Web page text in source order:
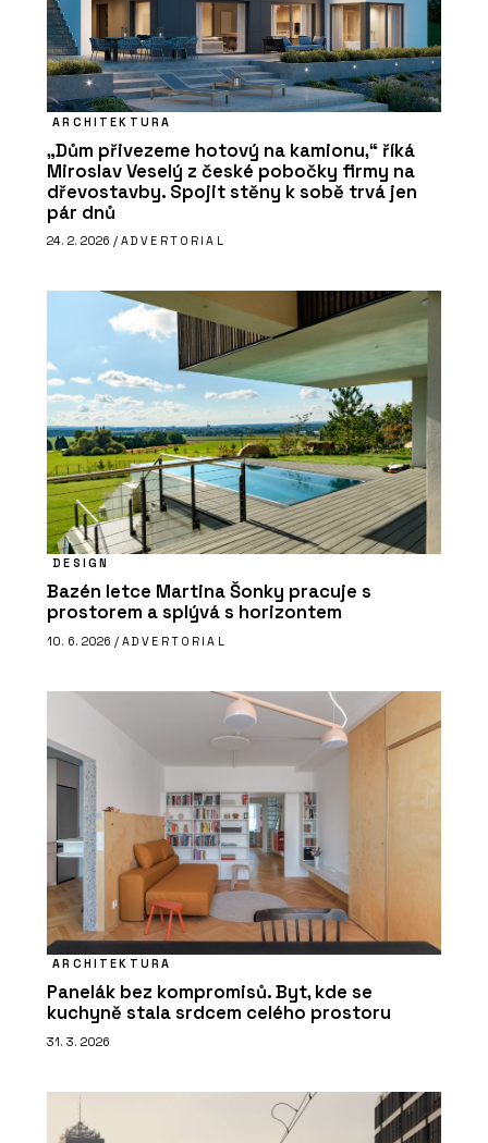
ARCHITEKTURA
„Dům přivezeme hotový na kamionu,“ říká
Miroslav Veselý z české pobočky firmy na
dřevostavby. Spojit stěny k sobě trvá jen
pár dnů
24. 2. 2026 / ADVERTORIAL
DESIGN
Bazén letce Martina Šonky pracuje s
prostorem a splývá s horizontem
10. 6. 2026 / ADVERTORIAL
ARCHITEKTURA
Panelák bez kompromisů. Byt, kde se
kuchyně stala srdcem celého prostoru
31. 3. 2026